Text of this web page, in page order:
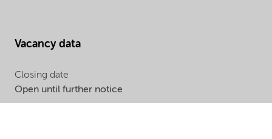
Vacancy data
Closing date
Open until further notice